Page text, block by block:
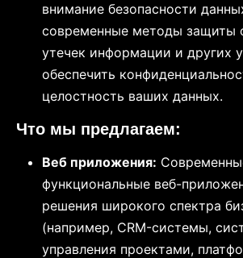
внимание безопасности
современные методы защиты
утечек информации и других
обеспечить
целостность ваших данных.
Что мы предлагаем:
Веб приложения:
функциональные веб-
решения широкого спектра
(например, CRM-системы,
управления проектами,